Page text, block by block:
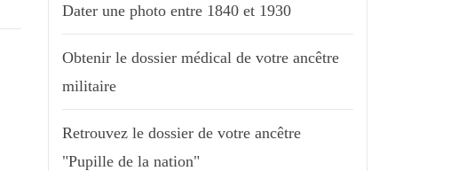
Dater une photo entre 1840 et 1930
Obtenir le dossier médical de votre ancêtre
militaire
Retrouvez le dossier de votre ancêtre
"Pupille de la nation"